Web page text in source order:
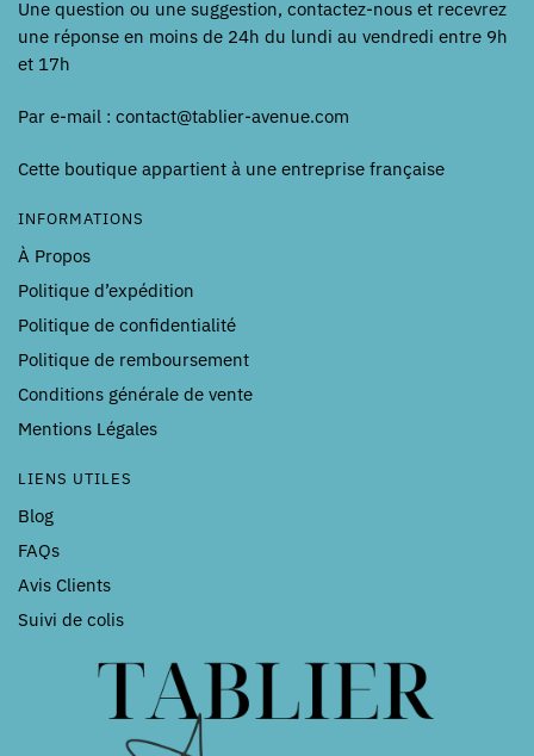
Une question ou une suggestion, contactez-nous et recevrez
une réponse en moins de 24h du lundi au vendredi entre 9h
et 17h
Par e-mail : contact@tablier-avenue.com
Cette boutique appartient à une entreprise française
INFORMATIONS
À Propos
Politique d’expédition
Politique de confidentialité
Politique de remboursement
Conditions générale de vente
Mentions Légales
LIENS UTILES
Blog
FAQs
Avis Clients
Suivi de colis